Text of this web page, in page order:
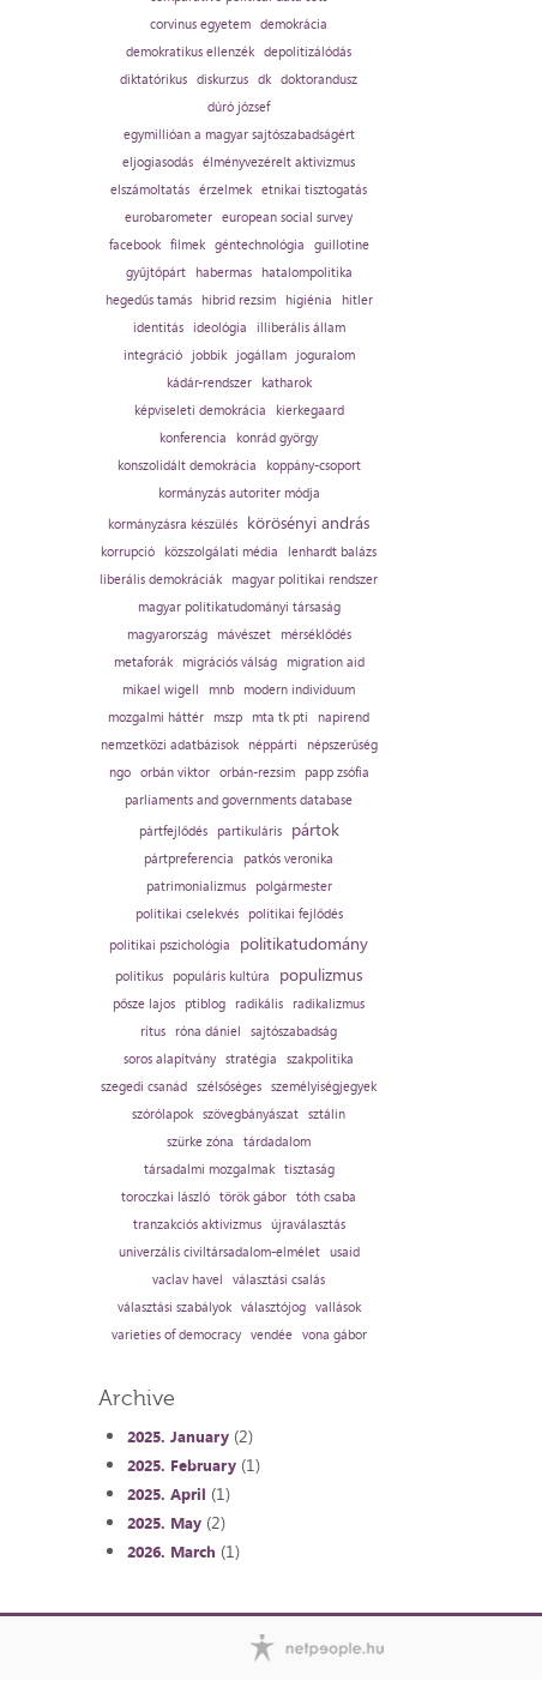
corvinus egyetem demokrácia
demokratikus ellenzék depolitizálódás
diktatórikus diskurzus dk doktorandusz
dúró józsef
egymillióan a magyar sajtószabadságért
eljogiasodás élményvezérelt aktivizmus
elszámoltatás érzelmek etnikai tisztogatás
eurobarometer european social survey
facebook filmek géntechnológia
guillotine
gyűjtőpárt
habermas
hatalompolitika
hegedűs tamás
hibrid rezsim higiénia
hitler
identitás
ideológia
illiberális állam
integráció
jobbik jogállam
joguralom
kádár-rendszer
katharok
képviseleti demokrácia
kierkegaard
konferencia
konrád györgy
konszolidált demokrácia
koppány-csoport
kormányzás autoriter módja
kormányzásra készülés
körösényi andrás
korrupció közszolgálati média
lenhardt balázs
liberális demokráciák
magyar politikai rendszer
magyar politikatudományi társaság
magyarország
mávészet
mérséklődés
metaforák
migrációs válság
migration aid
mikael wigell
mnb
modern individuum
mozgalmi háttér
mszp mta tk pti
napirend
nemzetközi adatbázisok
néppárti
népszerűség
ngo orbán viktor orbán-rezsim
papp zsófia
parliaments and governments database
pártfejlődés
partikuláris pártok
pártpreferencia
patkós veronika
patrimonializmus
polgármester
politikai cselekvés
politikai fejlődés
politikai pszichológia
politikatudomány
politikus populáris kultúra populizmus
pősze lajos ptiblog radikális
radikalizmus
rítus
róna dániel
sajtószabadság
soros alapítvány stratégia
szakpolitika
szegedi csanád szélsőséges személyiségjegyek
szórólapok szövegbányászat sztálin
szürke zóna
tárdadalom
társadalmi mozgalmak tisztaság
toroczkai lászló török gábor tóth csaba
tranzakciós aktivizmus újraválasztás
univerzális civiltársadalom-elmélet usaid
vaclav havel
választási csalás
választási szabályok választójog vallások
varieties of democracy vendée vona gábor
Archive
2025. January (2)
2025. February (1)
2025. April (1)
2025. May (2)
2026. March (1)